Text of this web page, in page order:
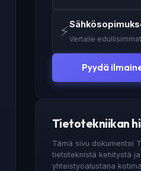
⚡Vertaile edullisimmat
Pyydä
Tietotekniikan
Tämä sivu dokumentoi
tietoteknistä kehitystä
yhteistyöalustana